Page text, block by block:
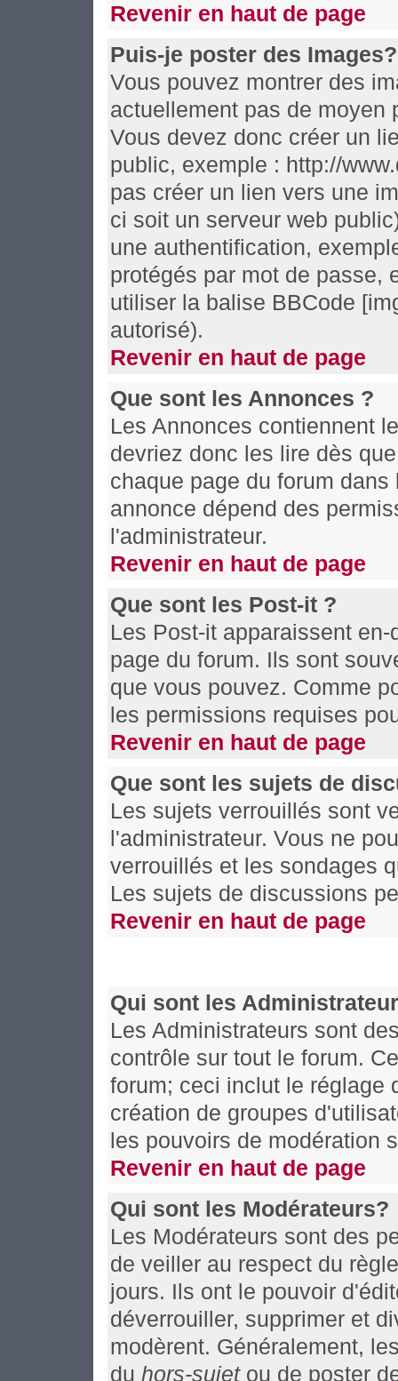
Revenir en haut de page
Puis-je poster des Images?
Vous pouvez montrer des
actuellement pas de moyen
Vous devez donc créer un
public, exemple : http://
pas créer un lien vers une
ci soit un serveur web
une authentification,
protégés par mot de passe,
utiliser la balise BBCode
autorisé).
Revenir en haut de page
Que sont les Annonces ?
Les Annonces contiennent
devriez donc les lire dès
chaque page du forum
annonce dépend des
l'administrateur.
Revenir en haut de page
Que sont les Post-it ?
Les Post-it apparaissent
page du forum. Ils sont
que vous pouvez. Comme
les permissions requises
Revenir en haut de page
Que sont les sujets de
Les sujets verrouillés sont
l'administrateur. Vous ne
verrouillés et les sondages
Les sujets de discussions
Revenir en haut de page
Qui sont les
Les Administrateurs sont
contrôle sur tout le forum.
forum; ceci inclut le réglage
création de groupes
les pouvoirs de modération
Revenir en haut de page
Qui sont les Modérateurs?
Les Modérateurs sont des
de veiller au respect du
jours. Ils ont le pouvoir
déverrouiller, supprimer et
modèrent. Généralement,
du hors-sujetou de poster